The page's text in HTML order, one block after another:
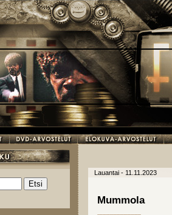
Lauantai - 11.11.2023
Mummola